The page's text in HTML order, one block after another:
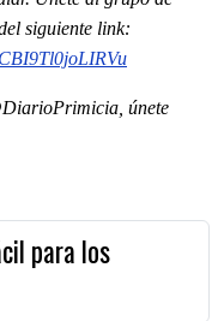
siguiente link:
únete
para los